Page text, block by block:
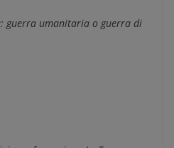
guerra umanitaria o guerra di